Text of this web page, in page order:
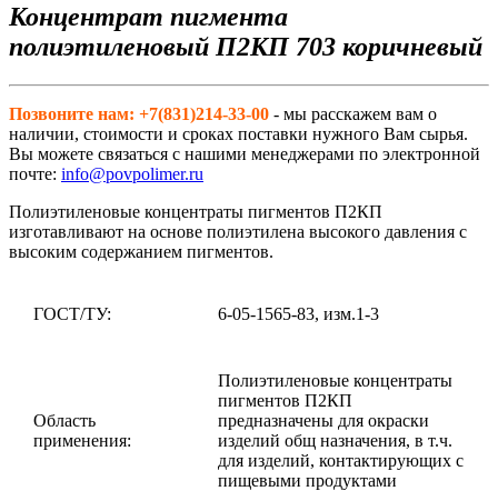
Концентрат пигмента
полиэтиленовый П2КП 703 коричневый
Позвоните нам: +7(831)214-33-00 - мы расскажем вам о
наличии, стоимости и сроках поставки нужного Вам сырья.
Вы можете связаться с нашими менеджерами по электронной
почте: info@povpolimer.ru
Полиэтиленовые концентраты пигментов П2КП
изготавливают на основе полиэтилена высокого давления с
высоким содержанием пигментов.
ГОСТ/ТУ: 6-05-1565-83, изм.1-3
Область
применения:
Полиэтиленовые концентраты
пигментов П2КП
предназначены для окраски
изделий общ назначения, в т.ч.
для изделий, контактирующих с
пищевыми продуктами